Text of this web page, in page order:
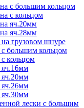
с большим кольцом
с кольцом
яч.20мм
яч.28мм
грузовом шнуре
с большим кольцом
кольцом
яч.16мм
яч.20мм
яч.26мм
яч.30мм
лески с большим